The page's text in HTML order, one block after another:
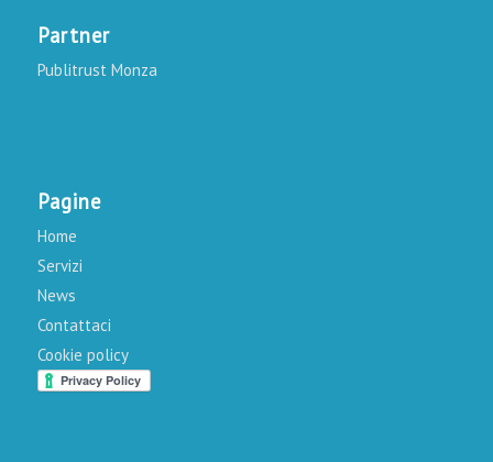
Partner
Publitrust Monza
Pagine
Home
Servizi
News
Contattaci
Cookie policy